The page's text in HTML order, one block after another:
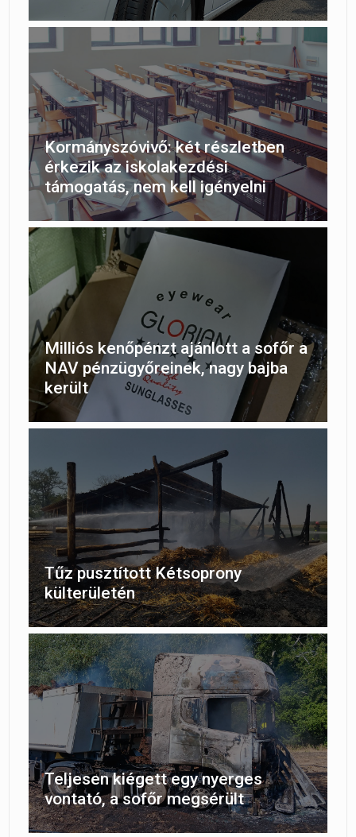
Kormányszóvivő: két részletben
érkezik az iskolakezdési
támogatás, nem kell igényelni
Milliós kenőpénzt ajánlott a sofőr a
NAV pénzügyőreinek, nagy bajba
került
Tűz pusztított Kétsoprony
külterületén
Teljesen kiégett egy nyerges
vontató, a sofőr megsérült